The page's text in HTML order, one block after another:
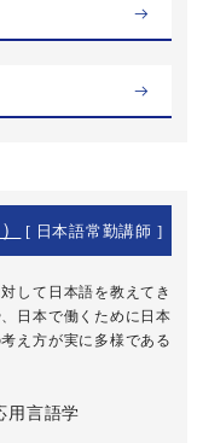
[ 日本語常勤講師 ]
して日本語を教えてき
日本で働くために日本
え方が実に多様である
用言語学